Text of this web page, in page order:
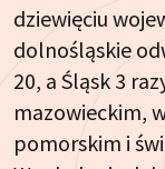
dziewięciu
dolnośląskie
20, a Śląsk 3
mazowieckim,
pomorskim i